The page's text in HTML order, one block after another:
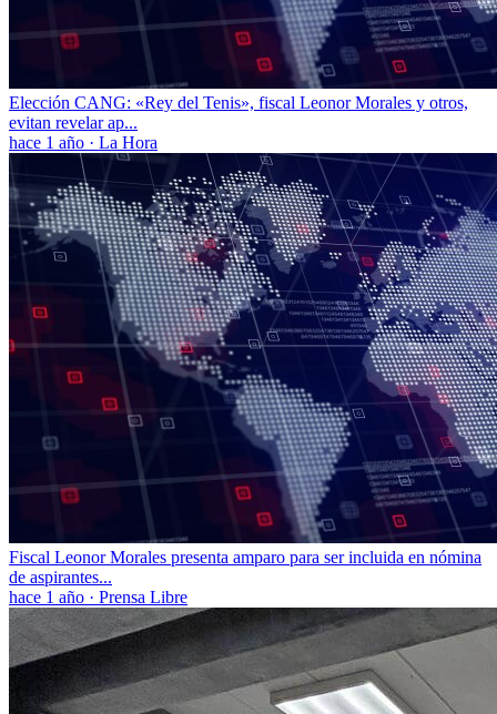
Elección CANG: «Rey del Tenis», fiscal Leonor Morales y otros,
evitan revelar ap...
hace 1 año · La Hora
Fiscal Leonor Morales presenta amparo para ser incluida en nómina
de aspirantes...
hace 1 año · Prensa Libre